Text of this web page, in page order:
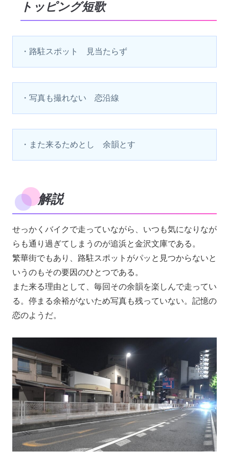
トッピング短歌
・路駐スポット　見当たらず
・写真も撮れない　恋沿線
・また来るためとし　余韻とす
解説
せっかくバイクで走っていながら、いつも気になりなが
らも通り過ぎてしまうのが追浜と金沢文庫である。
繁華街でもあり、路駐スポットがパッと見つからないと
いうのもその要因のひとつである。
また来る理由として、毎回その余韻を楽しんで走ってい
る。停まる余裕がないため写真も残っていない。記憶の
恋のようだ。